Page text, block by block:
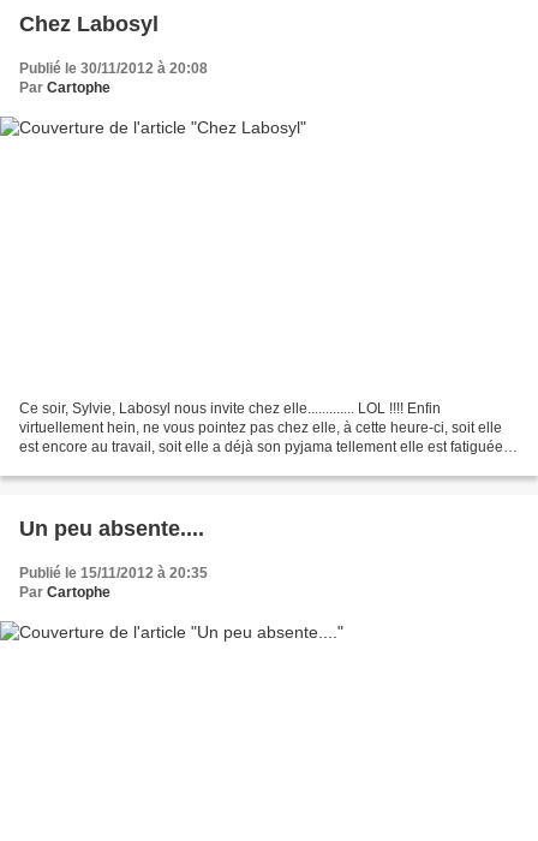
Chez Labosyl
Publié le 30/11/2012 à 20:08
Par Cartophe
Ce soir, Sylvie, Labosyl nous invite chez elle............. LOL !!!! Enfin
virtuellement hein, ne vous pointez pas chez elle, à cette heure-ci, soit elle
est encore au travail, soit elle a déjà son pyjama tellement elle est fatiguée
Un peu absente....
Publié le 15/11/2012 à 20:35
Par Cartophe